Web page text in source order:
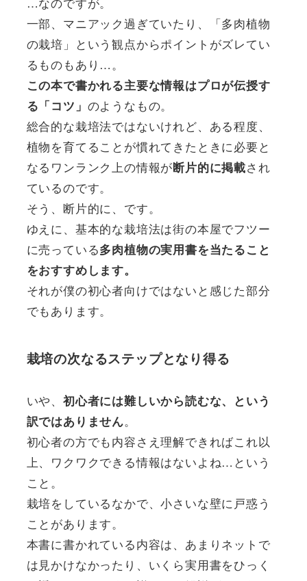
一部、マニアック過ぎていたり、「多肉植物
の栽培」という観点からポイントがズレてい
るものもあり…。
この本で書かれる主要な情報はプロが伝授す
る「コツ」 のようなもの。
総合的な栽培法ではないけれど、ある程度、
植物を育てることが慣れてきたときに必要と
なるワンランク上の情報が断片的に掲載され
ているのです。
そう、断片的に、です。
ゆえに、基本的な栽培法は街の本屋でフツー
に売っている多肉植物の実用書を当たること
をおすすめします。
それが僕の初心者向けではないと感じた部分
でもあります。
栽培の次なるステップとなり得る
いや、 初心者には難しいから読むな、という
訳ではありません。
初心者の方でも内容さえ理解できればこれ以
上、ワクワクできる情報はないよね…という
こと。
栽培をしているなかで、小さいな壁に戸惑う
ことがあります。
本書に書かれている内容は、あまりネットで
は見かけなかったり、いくら実用書をひっく